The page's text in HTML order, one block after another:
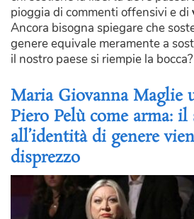
pioggia di commenti offensivi e di
Ancora bisogna spiegare che
genere equivale meramente a
il nostro paese si riempie la bocca?
Maria Giovanna Maglie
Piero Pelù come arma: il
all’identità di genere
disprezzo